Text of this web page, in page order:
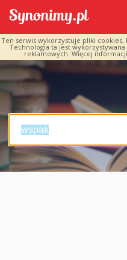
Ten serwis wykorzystuje pliki
Technologia ta jest
reklamowych. Więcej